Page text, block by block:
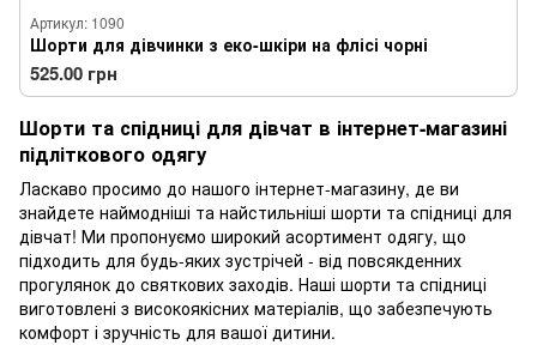
Артикул: 1090
Шорти для дівчинки з еко-шкіри на флісі чорні
525.00 грн
Шорти та спідниці для дівчат в інтернет-магазині
підліткового одягу
Ласкаво просимо до нашого інтернет-магазину, де ви
знайдете наймодніші та найстильніші шорти та спідниці для
дівчат! Ми пропонуємо широкий асортимент одягу, що
підходить для будь-яких зустрічей - від повсякденних
прогулянок до святкових заходів. Наші шорти та спідниці
виготовлені з високоякісних матеріалів, що забезпечують
комфорт і зручність для вашої дитини.